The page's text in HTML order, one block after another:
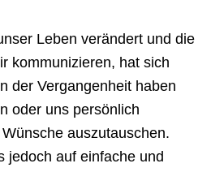
Leben verändert und die
kommunizieren, hat sich
der Vergangenheit haben
oder uns persönlich
auszutauschen.
jedoch auf einfache und